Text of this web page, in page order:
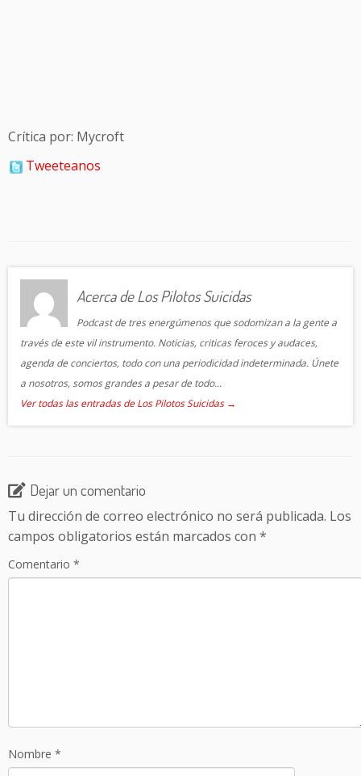
Crítica por: Mycroft
Tweeteanos
Acerca de Los Pilotos Suicidas
Podcast de tres energúmenos que sodomizan a la gente a
través de este vil instrumento. Noticias, criticas feroces y audaces,
agenda de conciertos, todo con una periodicidad indeterminada. Únete
a nosotros, somos grandes a pesar de todo...
Ver todas las entradas de Los Pilotos Suicidas →
Dejar un comentario
Tu dirección de correo electrónico no será publicada. Los
campos obligatorios están marcados con *
Comentario *
Nombre *